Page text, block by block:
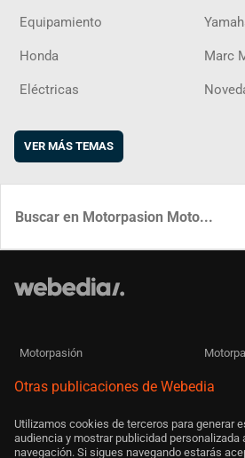
Equipamiento
Honda Marc
Eléctricas
VER MÁS TEMAS
Motorpasión
Otras publicaciones de Webedia
Utilizamos cookies de terceros para generar
audiencia y mostrar publicidad personalizada
navegación. Si sigues navegando estarás